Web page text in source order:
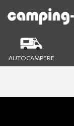
AUTOCAMPERE